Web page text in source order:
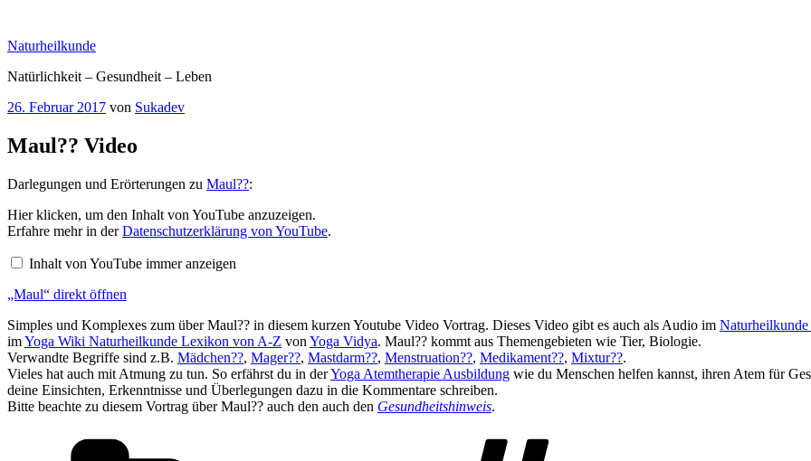
springen
Naturheilkunde
Natürlichkeit – Gesundheit – Leben
Veröffentlicht
26. Februar 2017 von Sukadev
Maul?? Video
Darlegungen und Erörterungen zu Maul??:
„Maul“
von
YouTube
Hier klicken, um den Inhalt von YouTube anzuzeigen.
Erfahre mehr in derDatenschutzerklärung von YouTube.
Inhalt von YouTube immer anzeigen
„Maul“ direkt öffnen
Simples und Komplexes zum über Maul?? in diesem kurzen Youtube Video Vortrag. Dieses Video gibt es auch als Audio im Naturheilkunde
imYoga Wiki Naturheilkunde Lexikon von A-Z von Yoga Vidya. Maul?? kommt aus Themengebieten wie Tier, Biologie.
Verwandte Begriffe sind z.B. Mädchen??, Mager??, Mastdarm??, Menstruation??, Medikament??, Mixtur??.
Vieles hat auch mit Atmung zu tun. So erfährst du in derYoga Atemtherapie Ausbildung wie du Menschen helfen kannst, ihren Atem für
deine Einsichten, Erkenntnisse und Überlegungen dazu in die Kommentare schreiben.
Bitte beachte zu diesem Vortrag über Maul?? auch den auch den Gesundheitshinweis.